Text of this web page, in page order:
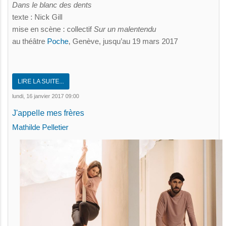
Dans le blanc des dents
texte : Nick Gill
mise en scène : collectifSur un malentendu
au théâtre Poche, Genève, jusqu’au 19 mars 2017
LIRE LA SUITE...
lundi, 16 janvier 2017 09:00
J'appelle mes frères
Mathilde Pelletier